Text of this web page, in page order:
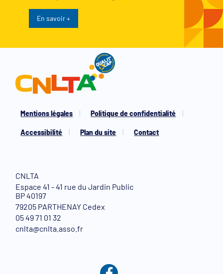
En savoir +
Mentions légales Politique de confidentialité
Accessibilité Plan du site Contact
CNLTA
Espace 41 - 41 rue du Jardin Public
BP 40197
79205 PARTHENAY Cedex
05 49 71 01 32
cnlta@cnlta.asso.fr